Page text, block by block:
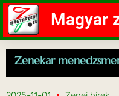
Magyar
Zenekar